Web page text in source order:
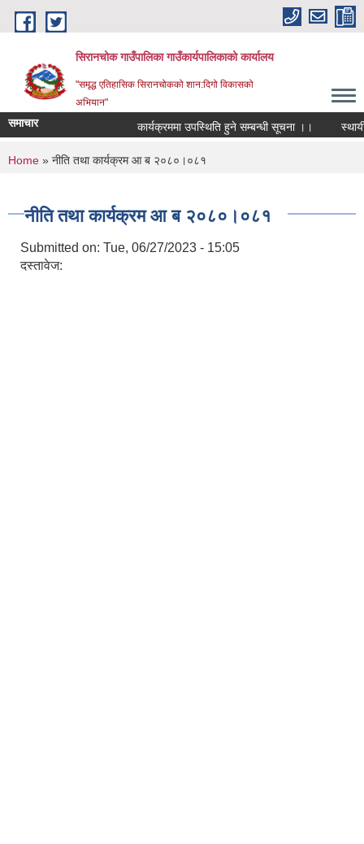
Skip to main content
सिरानचोक गाउँपालिका गाउँकार्यपालिकाको कार्यालय
"समृद्ध एतिहासिक सिरानचोकको शान:दिगो विकासको
अभियान"
समाचार कार्यक्रममा उपस्थिति हुने सम्बन्धी सूचना ।। स्थायी
You are here
Home » नीति तथा कार्यक्रम आ ब २०८०।०८१
नीति तथा कार्यक्रम आ ब २०८०।०८१
Submitted on: Tue, 06/27/2023 - 15:05
दस्तावेज: